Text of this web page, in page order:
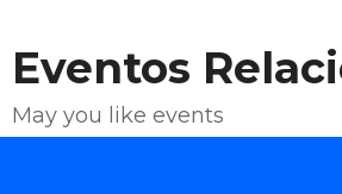
Eventos
May you like events